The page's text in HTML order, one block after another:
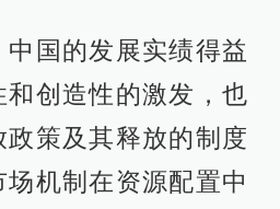
国的发展实绩得益
创造性的激发，也
策及其释放的制度
机制在资源配置中